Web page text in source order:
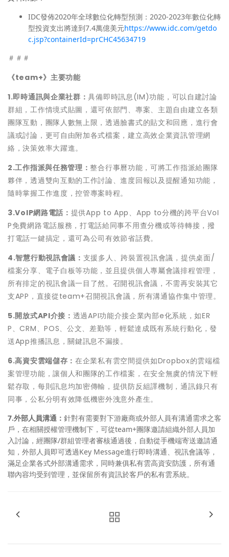
IDC發佈2020年全球數位化轉型預測：2020-2023年數位化轉
型投資支出將達到7.4萬億美元https://www.idc.com/getdo
c.jsp?containerId=prCHC45634719
＃＃＃
《team+》主要功能
1.即時通訊與企業社群：具備即時訊息(IM)功能，可以自建討論
群組，工作情境式貼圖，還可依部門、專案、主題自由建立各類
團隊互動，團隊人數無上限，透過臉書式的貼文和回應，進行會
議或討論，更可自由附加各式檔案，建立高效企業資訊管理網
絡，決策效率大躍進。
2.工作指派與任務管理：整合行事曆功能，可將工作指派給團隊
夥伴，透過雙向互動的工作討論、進度回報以及提醒通知功能，
隨時掌握工作進度，控管專案時程。
3.VoIP網路電話： 提供App to App、App to分機的跨平台VoI
P免費網路電話服務，打電話給同事不用查分機或等待轉接，撥
打電話一鍵搞定，還可為公司有效節省話費。
4.智慧行動視訊會議： 支援多人、跨裝置視訊會議，提供桌面/
檔案分享、電子白板等功能，並且提供個人專屬會議排程管理，
所有排定的視訊會議一目了然。召開視訊會議，不需再安裝其它
支APP，直接從team+召開視訊會議，所有溝通協作集中管理。
5.開放式API介接： 透過API功能介接企業內部e化系統，如ER
P、CRM、POS、公文、差勤等，輕鬆達成既有系統行動化，發
送App推播訊息，關鍵訊息不漏接。
6.高資安雲端儲存：在企業私有雲空間提供如Dropbox的雲端檔
案管理功能，讓個人和團隊的工作檔案，在安全無虞的情況下輕
鬆存取，每則訊息均加密傳輸，提供防反組譯機制，通訊錄只有
同事，公私分明有效降低機密外洩意外產生。
7.外部人員溝通： 針對有需要對下游廠商或外部人員有溝通需求之客
戶，在相關授權管理機制下，可從team+團隊邀請組織外部人員加
入討論，經團隊/群組管理者審核通過後，自動從手機端寄送邀請通
知，外部人員即可透過Key Message進行即時溝通、視訊會議等，
滿足企業各式外部溝通需求，同時兼俱私有雲高資安防護，所有通
聯內容均受到管理，並保留所有資訊於客戶的私有雲系統。